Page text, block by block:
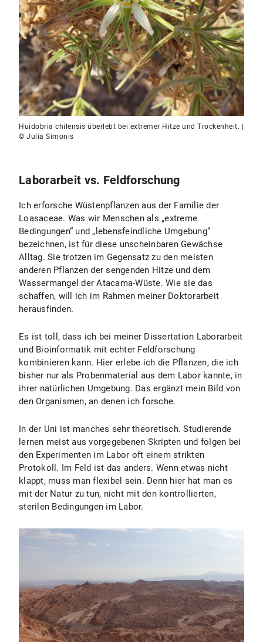
Huidobria chilensis überlebt bei extremer Hitze und Trockenheit. |
© Julia Simonis
Laborarbeit vs. Feldforschung
Ich erforsche Wüstenpflanzen aus der Familie der
Loasaceae. Was wir Menschen als „extreme
Bedingungen“ und „lebensfeindliche Umgebung“
bezeichnen, ist für diese unscheinbaren Gewächse
Alltag. Sie trotzen im Gegensatz zu den meisten
anderen Pflanzen der sengenden Hitze und dem
Wassermangel der Atacama-Wüste. Wie sie das
schaffen, will ich im Rahmen meiner Doktorarbeit
herausfinden.
Es ist toll, dass ich bei meiner Dissertation Laborarbeit
und Bioinformatik mit echter Feldforschung
kombinieren kann. Hier erlebe ich die Pflanzen, die ich
bisher nur als Probenmaterial aus dem Labor kannte, in
ihrer natürlichen Umgebung. Das ergänzt mein Bild von
den Organismen, an denen ich forsche.
In der Uni ist manches sehr theoretisch. Studierende
lernen meist aus vorgegebenen Skripten und folgen bei
den Experimenten im Labor oft einem strikten
Protokoll. Im Feld ist das anders. Wenn etwas nicht
klappt, muss man flexibel sein. Denn hier hat man es
mit der Natur zu tun, nicht mit den kontrollierten,
sterilen Bedingungen im Labor.